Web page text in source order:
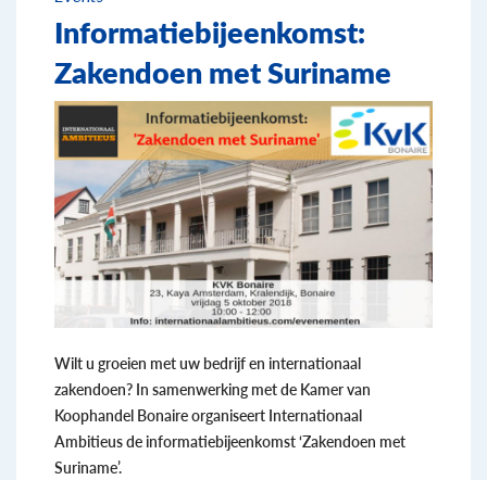
Informatiebijeenkomst:
Zakendoen met Suriname
Wilt u groeien met uw bedrijf en internationaal
zakendoen? In samenwerking met de Kamer van
Koophandel Bonaire organiseert Internationaal
Ambitieus de informatiebijeenkomst ‘Zakendoen met
Suriname’.